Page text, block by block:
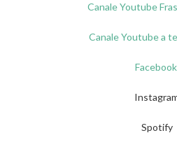
Canale Youtube
Canale Youtube a
Facebook
Spotify